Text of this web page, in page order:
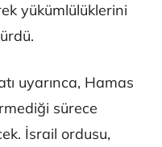
yükümlülüklerini
uyarınca, Hamas
sürece
İsrail ordusu,